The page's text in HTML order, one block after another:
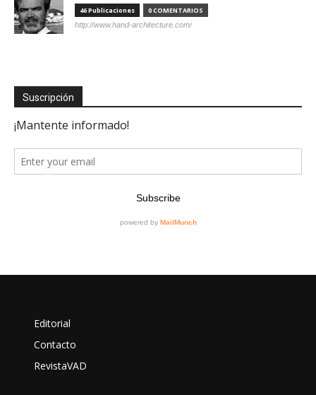
46 Publicaciones 0 COMENTARIOS
http://www.hand-architecture.com/
Suscripción
Editorial
Contacto
RevistaVAD